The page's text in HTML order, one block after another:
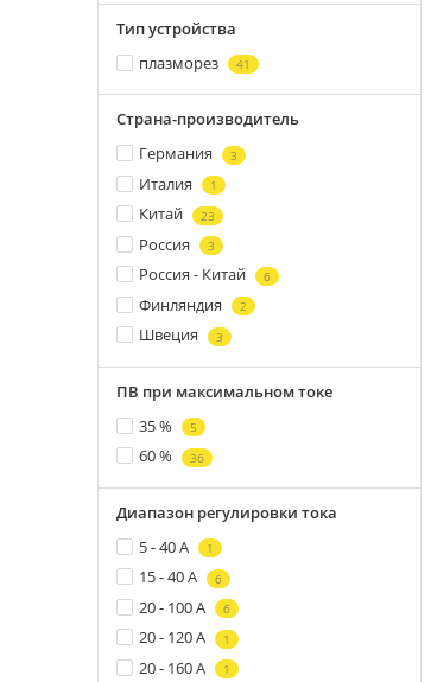
Тип устройства
плазморез
41
Страна-производитель
Германия
3
Италия 1
Китай 23
Россия 3
Россия - Китай 6
Финляндия 2
Швеция 3
ПВ при максимальном токе
35 %
5
60 % 36
Диапазон регулировки тока
5 - 40 А
1
15 - 40 А 6
20 - 100 А 6
20 - 120 А 1
20 - 160 А 1